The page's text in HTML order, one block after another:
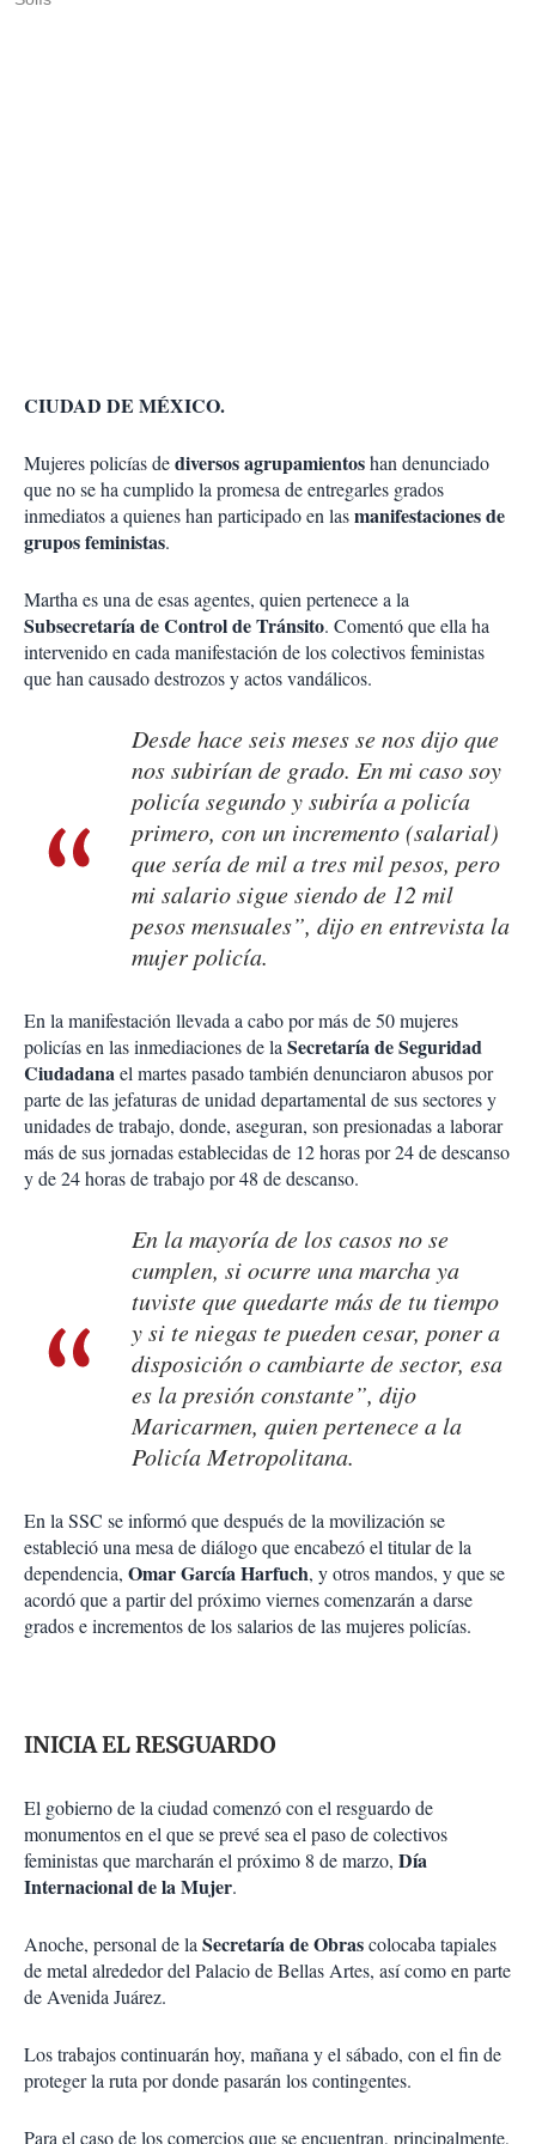
CIUDAD DE MÉXICO.
Mujeres policías dediversos agrupamientoshan denunciado
que no se ha cumplido la promesa de entregarles grados
inmediatos a quienes han participado en lasmanifestaciones de
grupos feministas.
Martha es una de esas agentes, quien pertenece a la
Subsecretaría de Control de Tránsito. Comentó que ella ha
intervenido en cada manifestación de los colectivos feministas
que han causado destrozos y actos vandálicos.
Desde hace seis meses se nos dijo que
nos subirían de grado. En mi caso soy
policía segundo y subiría a policía
primero, con un incremento (salarial)
que sería de mil a tres mil pesos, pero
mi salario sigue siendo de 12 mil
pesos mensuales”, dijo en entrevista la
mujer policía.
En la manifestación llevada a cabo por más de 50 mujeres
policías en las inmediaciones de laSecretaría de Seguridad
Ciudadanael martes pasado también denunciaron abusos por
parte de las jefaturas de unidad departamental de sus sectores y
unidades de trabajo, donde, aseguran, son presionadas a laborar
más de sus jornadas establecidas de 12 horas por 24 de descanso
y de 24 horas de trabajo por 48 de descanso.
En la mayoría de los casos no se
cumplen, si ocurre una marcha ya
tuviste que quedarte más de tu tiempo
y si te niegas te pueden cesar, poner a
disposición o cambiarte de sector, esa
es la presión constante”, dijo
Maricarmen, quien pertenece a la
Policía Metropolitana.
En la SSC se informó que después de la movilización se
estableció una mesa de diálogo que encabezó el titular de la
dependencia, Omar García Harfuch, y otros mandos, y que se
acordó que a partir del próximo viernes comenzarán a darse
grados e incrementos de los salarios de las mujeres policías.
INICIA EL RESGUARDO
El gobierno de la ciudad comenzó con el resguardo de
monumentos en el que se prevé sea el paso de colectivos
feministas que marcharán el próximo 8 de marzo, Día
Internacional de la Mujer.
Anoche, personal de laSecretaría de Obrascolocaba tapiales
de metal alrededor del Palacio de Bellas Artes, así como en parte
de Avenida Juárez.
Los trabajos continuarán hoy, mañana y el sábado, con el fin de
proteger la ruta por donde pasarán los contingentes.
Para el caso de los comercios que se encuentran, principalmente,